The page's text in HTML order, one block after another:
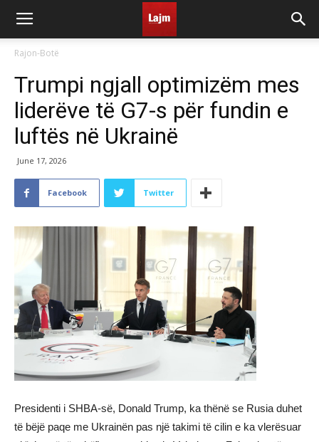
Rajon-Botë
Trumpi ngjall optimizëm mes
liderëve të G7-s për fundin e
luftës në Ukrainë
June 17, 2026
Facebook Twitter
Presidenti i SHBA-së, Donald Trump, ka thënë se Rusia duhet
të bëjë paqe me Ukrainën pas një takimi të cilin e ka vlerësuar